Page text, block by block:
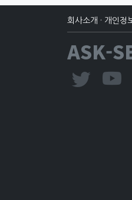
회사소개 · 개인정
ASK-